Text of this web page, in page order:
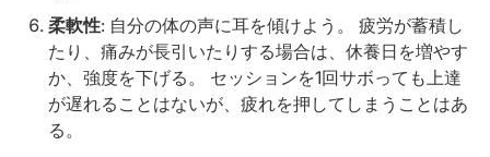
柔軟性: 自分の体の声に耳を傾けよう。 疲労が蓄積し
たり、痛みが長引いたりする場合は、休養日を増やす
か、強度を下げる。 セッションを1回サボっても上達
が遅れることはないが、疲れを押してしまうことはあ
る。